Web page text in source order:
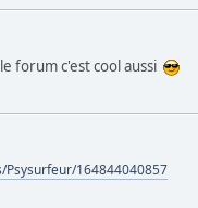
forum c'est cool aussi
Psysurfeur/164844040857